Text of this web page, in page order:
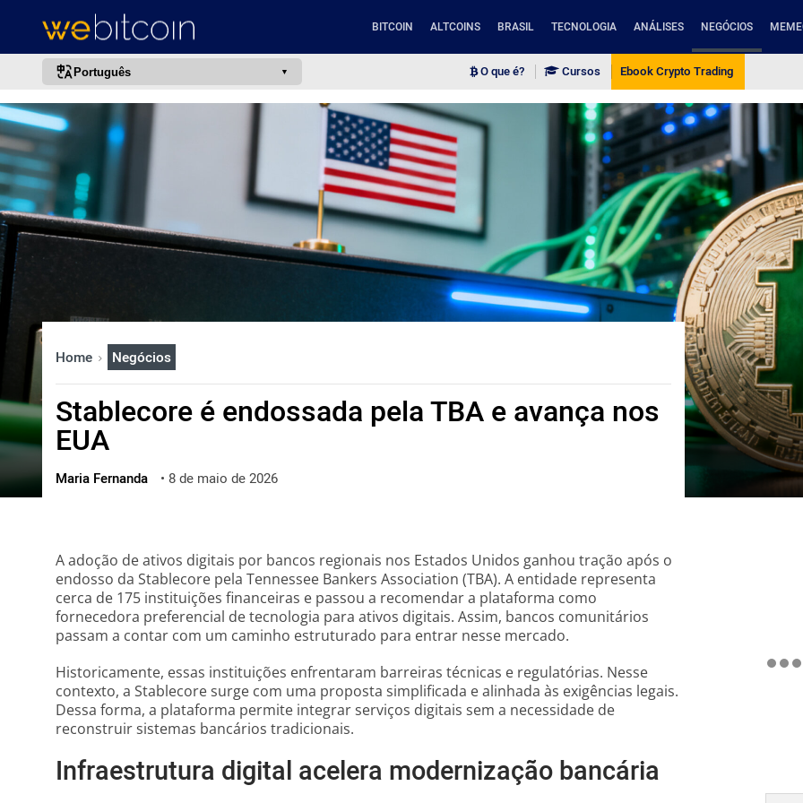
BITCOIN ALTCOINS BRASIL TECNOLOGIA ANÁLISES NEGÓCIOS
Português
english
français
italiano
deutsch
한국어
العربية
ไทย
ქართული
O que é? Cursos Ebook Crypto Trading
Home Negócios
Stablecore é endossada pela TBA e avança nos
EUA
Maria Fernanda • 8 de maio de 2026
A adoção de ativos digitais por bancos regionais nos Estados Unidos ganhou tração após o
endosso da Stablecore pela Tennessee Bankers Association (TBA). A entidade representa
cerca de 175 instituições financeiras e passou a recomendar a plataforma como
fornecedora preferencial de tecnologia para ativos digitais. Assim, bancos comunitários
passam a contar com um caminho estruturado para entrar nesse mercado.
Historicamente, essas instituições enfrentaram barreiras técnicas e regulatórias. Nesse
contexto, a Stablecore surge com uma proposta simplificada e alinhada às exigências legais.
Dessa forma, a plataforma permite integrar serviços digitais sem a necessidade de
reconstruir sistemas bancários tradicionais.
Infraestrutura digital acelera modernização bancária